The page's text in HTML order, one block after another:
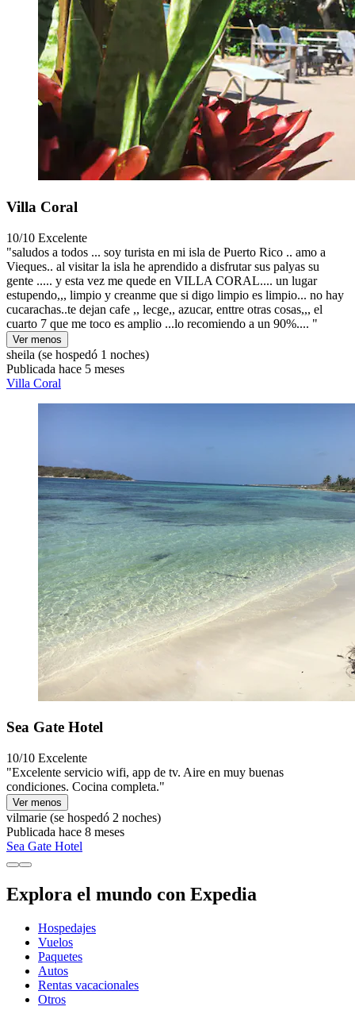
Villa Coral
10/10 Excelente
"saludos a todos ... soy turista en mi isla de Puerto Rico .. amo a
Vieques.. al visitar la isla he aprendido a disfrutar sus palyas su
gente ..... y esta vez me quede en VILLA CORAL.... un lugar
estupendo,,, limpio y creanme que si digo limpio es limpio... no hay
cucarachas..te dejan cafe ,, lecge,, azucar, enttre otras cosas,,, el
cuarto 7 que me toco es amplio ...lo recomiendo a un 90%.... "
Ver menos
sheila (se hospedó 1 noches)
Publicada hace 5 meses
Villa Coral
Sea Gate Hotel
10/10 Excelente
"Excelente servicio wifi, app de tv. Aire en muy buenas
condiciones. Cocina completa."
Ver menos
vilmarie (se hospedó 2 noches)
Publicada hace 8 meses
Sea Gate Hotel
Explora el mundo con Expedia
Hospedajes
Vuelos
Paquetes
Autos
Rentas vacacionales
Otros